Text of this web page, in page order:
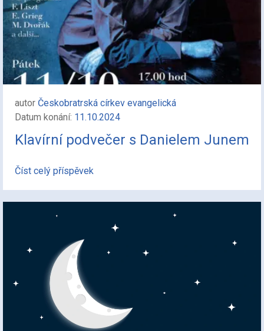
autor Českobratrská církev evangelická
Datum konání: 11.10.2024
Klavírní podvečer s Danielem Junem
Číst celý příspěvek